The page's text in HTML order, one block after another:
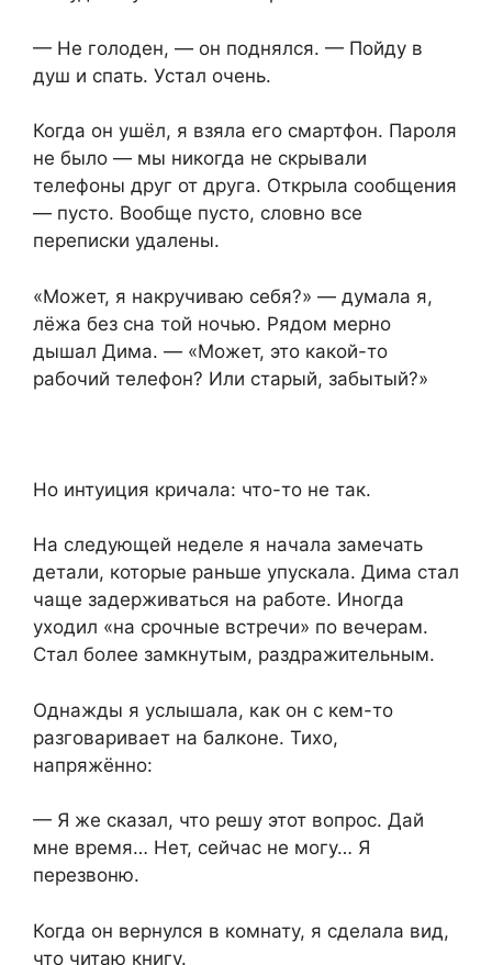
— Не голоден, — он поднялся. — Пойду в
душ и спать. Устал очень.
Когда он ушёл, я взяла его смартфон. Пароля
не было — мы никогда не скрывали
телефоны друг от друга. Открыла сообщения
— пусто. Вообще пусто, словно все
переписки удалены.
«Может, я накручиваю себя?» — думала я,
лёжа без сна той ночью. Рядом мерно
дышал Дима. — «Может, это какой-то
рабочий телефон? Или старый, забытый?»
Но интуиция кричала: что-то не так.
На следующей неделе я начала замечать
детали, которые раньше упускала. Дима стал
чаще задерживаться на работе. Иногда
уходил «на срочные встречи» по вечерам.
Стал более замкнутым, раздражительным.
Однажды я услышала, как он с кем-то
разговаривает на балконе. Тихо,
напряжённо:
— Я же сказал, что решу этот вопрос. Дай
мне время… Нет, сейчас не могу… Я
перезвоню.
Когда он вернулся в комнату, я сделала вид,
что читаю книгу.